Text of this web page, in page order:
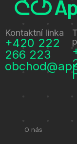
Kontaktní linka
+420 222
266 223
O nás